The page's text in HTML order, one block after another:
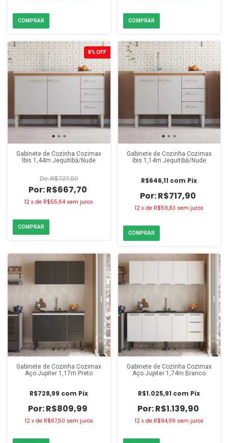
8% OFF
Gabinete de Cozinha Cozimax
Ibis 1,44m Jequitibá/Nude
R$667,70
R$727,90
12 xde R$55,64 sem juros
Gabinete de Cozinha Cozimax
Ibis 1,14m Jequitibá/Nude
R$717,90
R$646,11 com Pix
12 x de R$59,83 sem juros
Gabinete de Cozinha Cozimax
Aço Jupiter 1,17m Preto
R$809,99
R$728,99 com Pix
12 x de R$67,50 sem juros
Gabinete de Cozinha Cozimax
Aço Jupiter 1,74m Branco
R$1.139,90
R$1.025,91 com Pix
12 x de R$94,99 sem juros